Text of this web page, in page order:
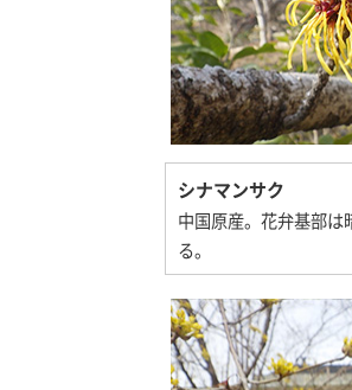
シナマンサク
中国原産。花弁基部
る。